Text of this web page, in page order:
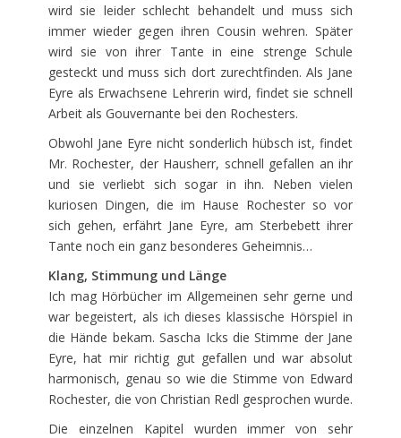
wird sie leider schlecht behandelt und muss sich
immer wieder gegen ihren Cousin wehren. Später
wird sie von ihrer Tante in eine strenge Schule
gesteckt und muss sich dort zurechtfinden. Als Jane
Eyre als Erwachsene Lehrerin wird, findet sie schnell
Arbeit als Gouvernante bei den Rochesters.
Obwohl Jane Eyre nicht sonderlich hübsch ist, findet
Mr. Rochester, der Hausherr, schnell gefallen an ihr
und sie verliebt sich sogar in ihn. Neben vielen
kuriosen Dingen, die im Hause Rochester so vor
sich gehen, erfährt Jane Eyre, am Sterbebett ihrer
Tante noch ein ganz besonderes Geheimnis…
Klang, Stimmung und Länge
Ich mag Hörbücher im Allgemeinen sehr gerne und
war begeistert, als ich dieses klassische Hörspiel in
die Hände bekam. Sascha Icks die Stimme der Jane
Eyre, hat mir richtig gut gefallen und war absolut
harmonisch, genau so wie die Stimme von Edward
Rochester, die von Christian Redl gesprochen wurde.
Die einzelnen Kapitel wurden immer von sehr